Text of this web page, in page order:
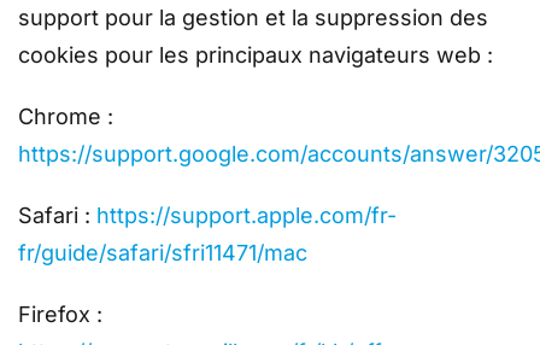
support pour la gestion et la suppression des
cookies pour les principaux navigateurs web :
Chrome :
https://support.google.com/accounts/answer/
Safari : https://support.apple.com/fr-
fr/guide/safari/sfri11471/mac
Firefox :